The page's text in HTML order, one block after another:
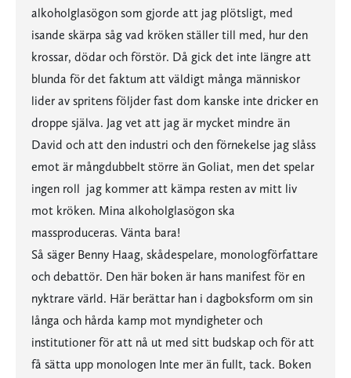
alkoholglasögon som gjorde att jag plötsligt, med
isande skärpa såg vad kröken ställer till med, hur den
krossar, dödar och förstör. Då gick det inte längre att
blunda för det faktum att väldigt många människor
lider av spritens följder fast dom kanske inte dricker en
droppe själva. Jag vet att jag är mycket mindre än
David och att den industri och den förnekelse jag slåss
emot är mångdubbelt större än Goliat, men det spelar
ingen roll  jag kommer att kämpa resten av mitt liv
mot kröken. Mina alkoholglasögon ska
massproduceras. Vänta bara!
Så säger Benny Haag, skådespelare, monologförfattare
och debattör. Den här boken är hans manifest för en
nyktrare värld. Här berättar han i dagboksform om sin
långa och hårda kamp mot myndigheter och
institutioner för att nå ut med sitt budskap och för att
få sätta upp monologen Inte mer än fullt, tack. Boken